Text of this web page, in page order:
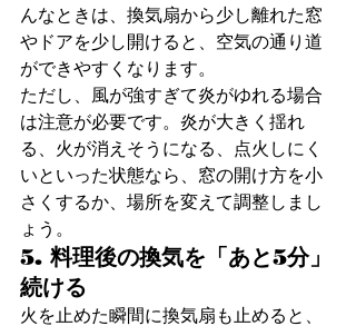
んなときは、換気扇から少し離れた窓
やドアを少し開けると、空気の通り道
ができやすくなります。
ただし、風が強すぎて炎がゆれる場合
は注意が必要です。炎が大きく揺れ
る、火が消えそうになる、点火しにく
いといった状態なら、窓の開け方を小
さくするか、場所を変えて調整しまし
ょう。
5. 料理後の換気を「あと5分」
続ける
火を止めた瞬間に換気扇も止めると、